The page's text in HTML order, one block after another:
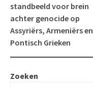
standbeeld voor brein
achter genocide op
Assyriërs, Armeniërs en
Pontisch Grieken
Zoeken